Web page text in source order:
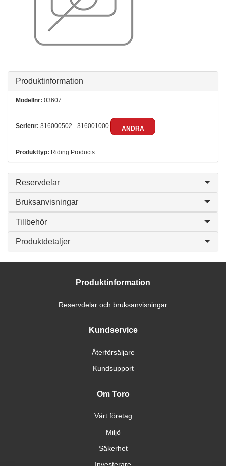
Produktinformation
Modellnr: 03607
Serienr: 316000502 - 316001000 ÄNDRA
Produkttyp: Riding Products
Reservdelar
Bruksanvisningar
Tillbehör
Produktdetaljer
Produktinformation
Reservdelar och bruksanvisningar
Kundservice
Återförsäljare
Kundsupport
Om Toro
Vårt företag
Miljö
Säkerhet